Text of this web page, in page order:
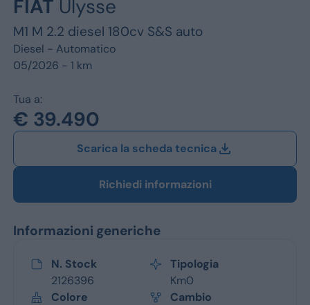
Vedi tutti i marchi
FIAT Ulysse
M1 M 2.2 diesel 180cv S&S auto
Diesel - Automatico
05/2026 - 1 km
Tua a:
€ 39.490
Scarica la scheda tecnica
Richiedi informazioni
Informazioni generiche
N. Stock
2126396
Tipologia
Km0
Colore
Cambio